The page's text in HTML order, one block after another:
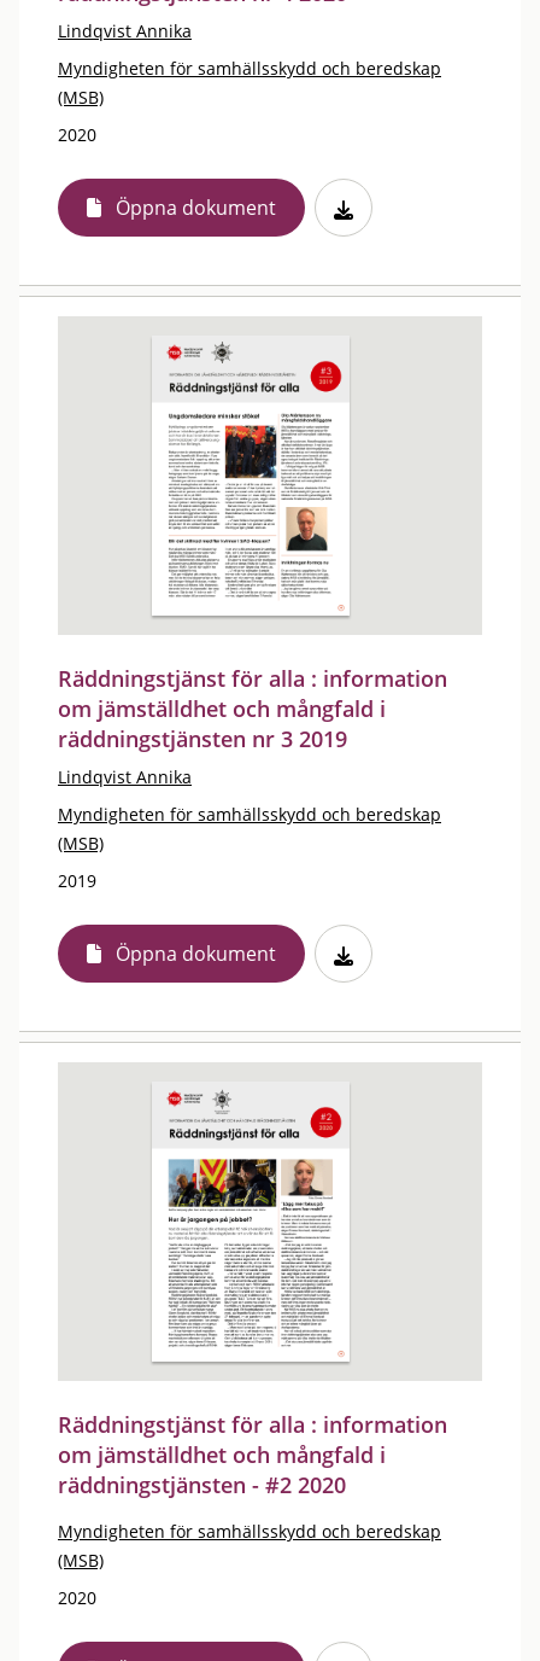
Lindqvist Annika
Myndigheten för samhällsskydd och beredskap
(MSB)
2020
Öppna dokument
Räddningstjänst för alla : information
om jämställdhet och mångfald i
räddningstjänsten nr 3 2019
Lindqvist Annika
Myndigheten för samhällsskydd och beredskap
(MSB)
2019
Öppna dokument
Räddningstjänst för alla : information
om jämställdhet och mångfald i
räddningstjänsten - #2 2020
Myndigheten för samhällsskydd och beredskap
(MSB)
2020